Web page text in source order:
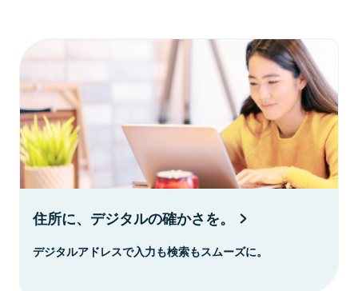
住所に、デジタルの確かさを。
デジタルアドレスで入力も検索もスムーズに。